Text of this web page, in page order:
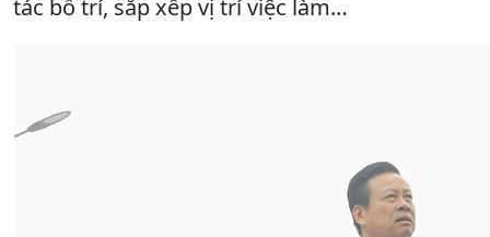
tác bố trí, sắp xếp vị trí việc làm…